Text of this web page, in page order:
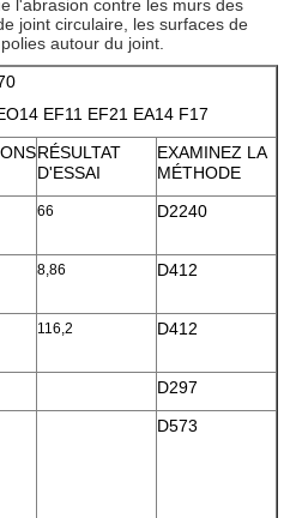
l'abrasion contre les murs des
joint circulaire, les surfaces de
autour du joint.
EF11 EF21 EA14 F17
RÉSULTAT
D'ESSAI
EXAMINEZ LA
MÉTHODE
66 D2240
8,86 D412
116,2 D412
D297
D573